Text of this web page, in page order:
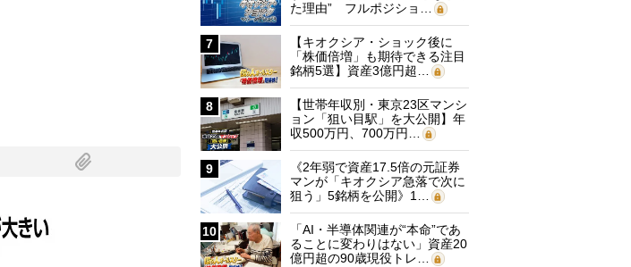
た理由” フルポジショ…
7
【キオクシア・ショック後に
「株価倍増」も期待できる注目
銘柄5選】資産3億円超…
8
【世帯年収別・東京23区マンシ
ョン「狙い目駅」を大公開】年
収500万円、700万円…
9
《2年弱で資産17.5倍の元証券
マンが「キオクシア急落で次に
狙う」5銘柄を公開》1…
10
「AI・半導体関連が“本命”であ
ることに変わりはない」資産20
億円超の90歳現役トレ…